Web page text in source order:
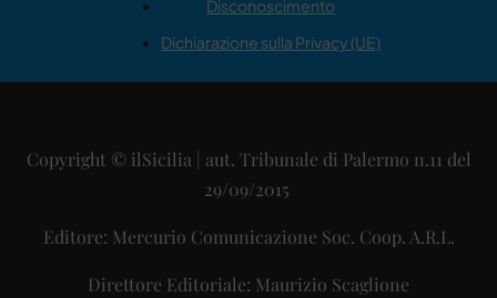
Disconoscimento
Dichiarazione sulla Privacy (UE)
Copyright © ilSicilia | aut. Tribunale di Palermo n.11 del
29/09/2015
Editore: Mercurio Comunicazione Soc. Coop. A.R.L.
Direttore Editoriale: Maurizio Scaglione